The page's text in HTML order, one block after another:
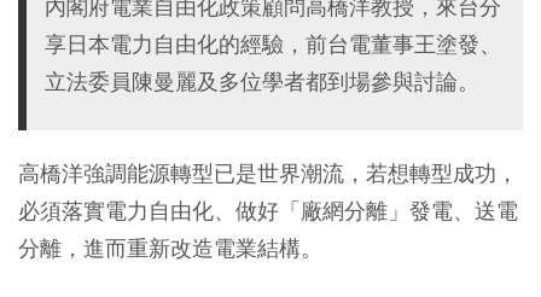
內閣府電業自由化政策顧問高橋洋教授，來台分
享日本電力自由化的經驗，前台電董事王塗發、
立法委員陳曼麗及多位學者都到場參與討論。
高橋洋強調能源轉型已是世界潮流，若想轉型成功，
必須落實電力自由化、做好「廠網分離」發電、送電
分離，進而重新改造電業結構。